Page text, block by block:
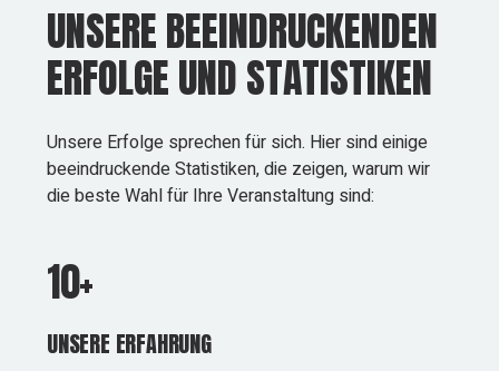
UNSERE BEEINDRUCKENDEN
ERFOLGE UND STATISTIKEN
Unsere Erfolge sprechen für sich. Hier sind einige
beeindruckende Statistiken, die zeigen, warum wir
die beste Wahl für Ihre Veranstaltung sind:
10+
UNSERE ERFAHRUNG